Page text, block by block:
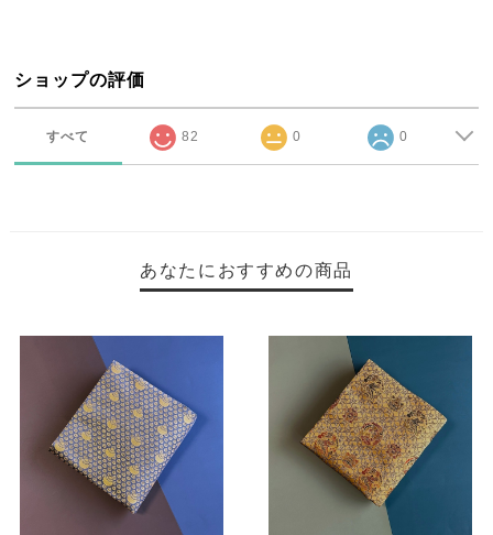
ショップの評価
すべて 82 0 0
あなたにおすすめの商品